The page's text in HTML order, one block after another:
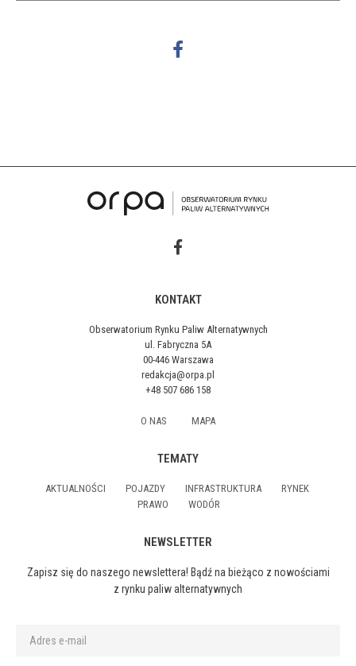
KONTAKT
Obserwatorium Rynku Paliw Alternatywnych
ul. Fabryczna 5A
00-446 Warszawa
redakcja@orpa.pl
+48 507 686 158
O NAS MAPA
TEMATY
AKTUALNOŚCI POJAZDY INFRASTRUKTURA
RYNEK
PRAWO
WODÓR
NEWSLETTER
Zapisz się do naszego newslettera! Bądź na bieżąco z nowościami
z rynku paliw alternatywnych